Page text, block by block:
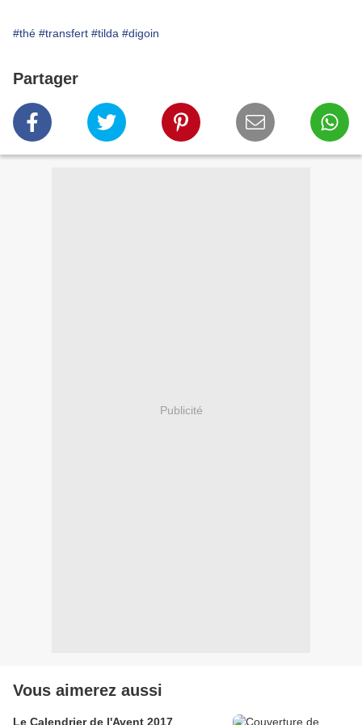
#thé #transfert #tilda #digoin
Partager
Publicité
Vous aimerez aussi
Le Calendrier de l'Avent 2017